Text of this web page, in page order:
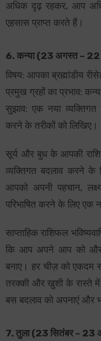
अधिक दृढ़ रहकर, आप
एहसास प्राप्त करते हैं।
6. कन्या (23 अगस्त – 22
विषय: आपका ब्रह्मांडीय
प्रमुख ग्रहों का प्रभाव:
सुझाव: एक नया व्यक्तिगत
करने के तरीकों को लिखिए।
सूर्य और बुध के आपकी
व्यक्तिगत बदलाव करने के
आपको अपनी पहचान,
परिभाषित करने के लिए एक
साप्ताहिक राशिफल
कि आप अपने आप को और
बनाए। हर चीज़ को एकदम
तरक्की और खुशी के रास्ते
बस बदलाव को अपनाएं और
7. तुला (23 सितंबर – 23